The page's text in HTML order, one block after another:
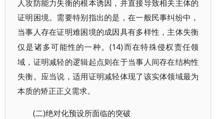
人攻防能力失衡的根本诱因，并直接导致相关主体的
证明困境。需要特别指出的是，在一般民事纠纷中，
当事人存在证明难困境的成因具有多样性，主体失衡
仅是诸多可能性的一种。(14)而在特殊侵权责任领
域，证明减轻的逻辑起点则在于当事人间存在结构性
失衡。应当说，适用证明减轻体现了该实体领域最为
本质的矫正正义需求。
(二)绝对化预设所面临的突破